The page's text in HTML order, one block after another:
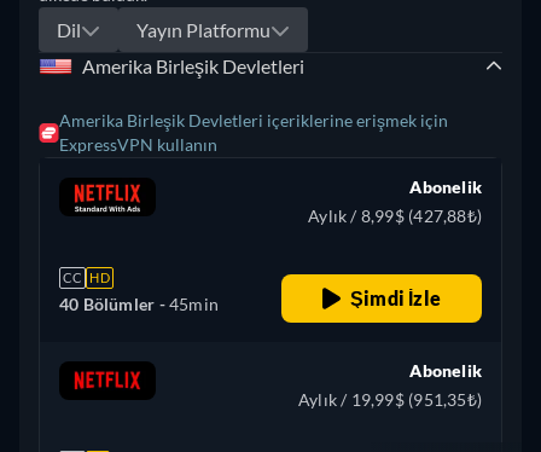
Dil
Yayın Platformu
Amerika Birleşik Devletleri
Amerika Birleşik Devletleri içeriklerine erişmek için
ExpressVPN kullanın
CC HD
40 Bölümler -45min
Abonelik
Aylık / 8,99$ (427,88₺)
Şimdi İzle
Abonelik
Aylık / 19,99$ (951,35₺)